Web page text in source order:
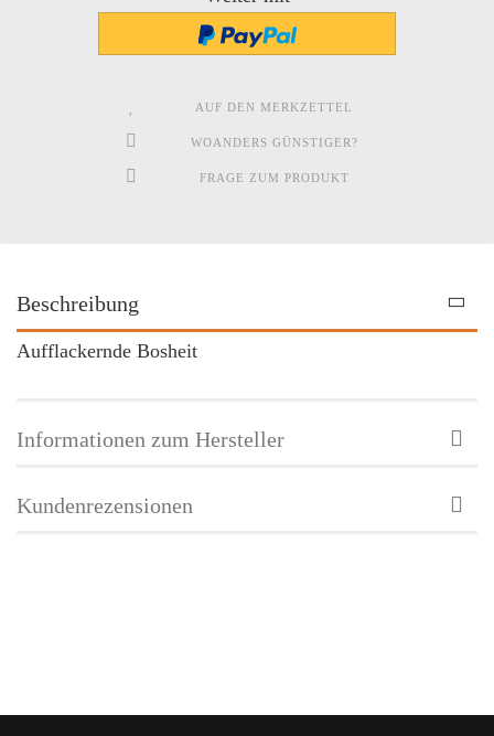
AUF DEN MERKZETTEL
WOANDERS GÜNSTIGER?
FRAGE ZUM PRODUKT
Beschreibung
Aufflackernde Bosheit
Informationen zum Hersteller
Kundenrezensionen